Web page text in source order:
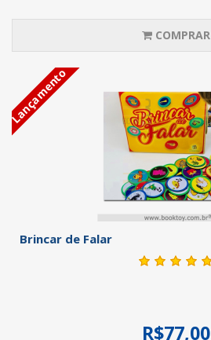
COMPRAR
Lançamento
Brincar de Falar
R$77,00